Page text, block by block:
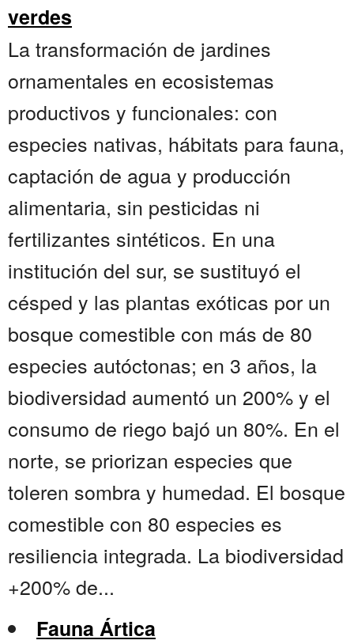
verdes
La transformación de jardines
ornamentales en ecosistemas
productivos y funcionales: con
especies nativas, hábitats para fauna,
captación de agua y producción
alimentaria, sin pesticidas ni
fertilizantes sintéticos. En una
institución del sur, se sustituyó el
césped y las plantas exóticas por un
bosque comestible con más de 80
especies autóctonas; en 3 años, la
biodiversidad aumentó un 200% y el
consumo de riego bajó un 80%. En el
norte, se priorizan especies que
toleren sombra y humedad. El bosque
comestible con 80 especies es
resiliencia integrada. La biodiversidad
+200% de...
Fauna Ártica